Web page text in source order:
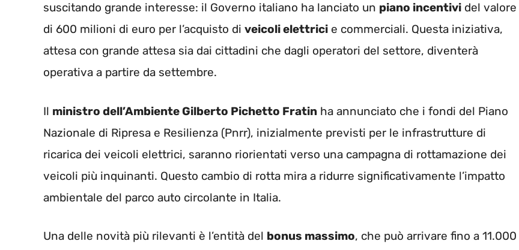
suscitando grande interesse: il Governo italiano ha lanciato un piano incentivi del valore
di 600 milioni di euro per l’acquisto di veicoli elettrici e commerciali. Questa iniziativa,
attesa con grande attesa sia dai cittadini che dagli operatori del settore, diventerà
operativa a partire da settembre.
Il ministro dell’Ambiente Gilberto Pichetto Fratin ha annunciato che i fondi del Piano
Nazionale di Ripresa e Resilienza (Pnrr), inizialmente previsti per le infrastrutture di
ricarica dei veicoli elettrici, saranno riorientati verso una campagna di rottamazione dei
veicoli più inquinanti. Questo cambio di rotta mira a ridurre significativamente l’impatto
ambientale del parco auto circolante in Italia.
Una delle novità più rilevanti è l’entità del bonus massimo, che può arrivare fino a 11.000